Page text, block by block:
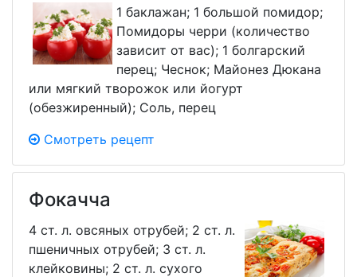
1 баклажан; 1 большой помидор;
Помидоры черри (количество
зависит от вас); 1 болгарский
перец; Чеснок; Майонез Дюкана
или мягкий творожок или йогурт
(обезжиренный); Соль, перец
Смотреть рецепт
Фокачча
4 ст. л. овсяных отрубей; 2 ст. л.
пшеничных отрубей; 3 ст. л.
клейковины; 2 ст. л. сухого